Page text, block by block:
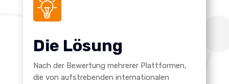
Die Lösung
Nach der Bewertung mehrerer Plattformen,
die von aufstrebenden internationalen